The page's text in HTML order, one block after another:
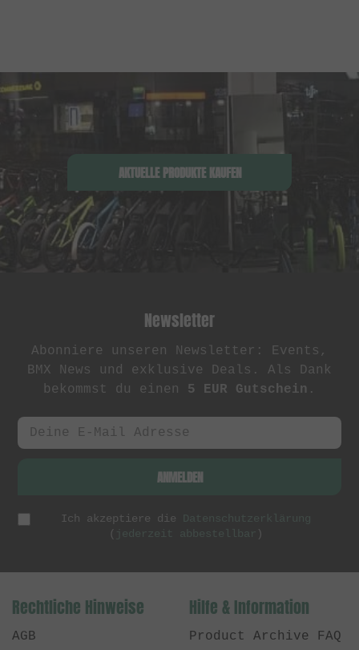
AKTUELLE PRODUKTE KAUFEN
Newsletter
Abonniere unseren Newsletter: Events,
BMX News und exklusive Deals. Als Dank
bekommst du einen 5 EUR Gutschein .
ANMELDEN
Ich akzeptiere die
Datenschutzerklärung
(
jederzeit abbestellbar )
Rechtliche Hinweise
AGB
Hilfe & Information
Product Archive FAQ